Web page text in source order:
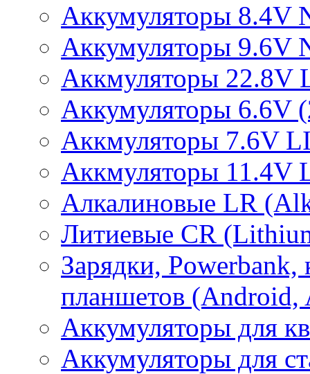
Аккумуляторы 8.4V
Аккумуляторы 9.6V
Аккмуляторы 22.8V
Аккумуляторы 6.6V
Аккмуляторы 7.6V
Аккмуляторы 11.4V
Алкалиновые LR
Литиевые CR
Зарядки, Powerbank,
планшетов (Android,
Аккумуляторы для
Аккумуляторы для